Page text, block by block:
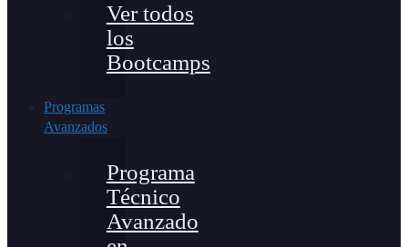
Ver todos
los
Bootcamps
Programas
Avanzados
Programa
Técnico
Avanzado